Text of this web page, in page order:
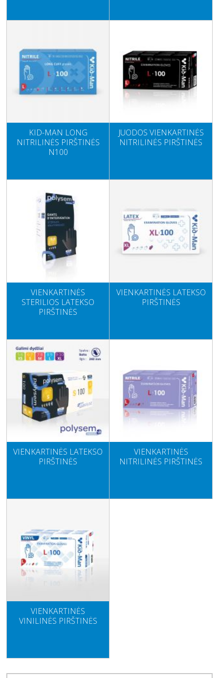
KID-MAN LONG
NITRILINĖS PIRŠTINĖS
N100
JUODOS VIENKARTINĖS
NITRILINĖS PIRŠTINĖS
VIENKARTINĖS
STERILIOS LATEKSO
PIRŠTINĖS
VIENKARTINĖS LATEKSO
PIRŠTINĖS
VIENKARTINĖS LATEKSO
PIRŠTINĖS
VIENKARTINĖS
NITRILINĖS PIRŠTINĖS
VIENKARTINĖS
VINILINĖS PIRŠTINĖS